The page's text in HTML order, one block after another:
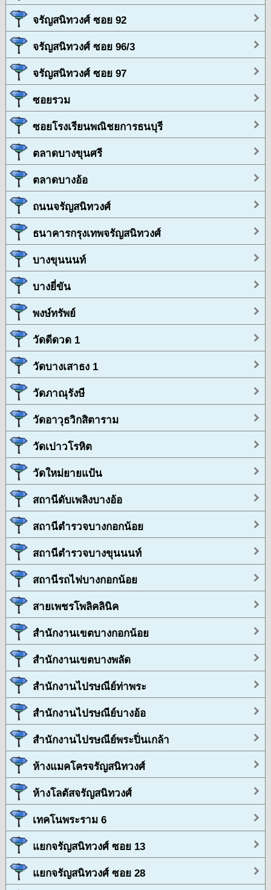
จรัญสนิทวงศ์ ซอย 92
จรัญสนิทวงศ์ ซอย 96/3
จรัญสนิทวงศ์ ซอย 97
ซอยรวม
ซอยโรงเรียนพณิชยการธนบุรี
ตลาดบางขุนศรี
ตลาดบางอ้อ
ถนนจรัญสนิทวงศ์
ธนาคารกรุงเทพจรัญสนิทวงศ์
บางขุนนนท์
บางยี่ขัน
พงษ์ทรัพย์
วัดดีดวด 1
วัดบางเสาธง 1
วัดภาณุรังษี
วัดอาวุธวิกสิตาราม
วัดเปาวโรหิต
วัดใหม่ยายแป้น
สถานีดับเพลิงบางอ้อ
สถานีตำรวจบางกอกน้อย
สถานีตำรวจบางขุนนนท์
สถานีรถไฟบางกอกน้อย
สายเพชรโพลิคลินิค
สำนักงานเขตบางกอกน้อย
สำนักงานเขตบางพลัด
สำนักงานไปรษณีย์ท่าพระ
สำนักงานไปรษณีย์บางอ้อ
สำนักงานไปรษณีย์พระปิ่นเกล้า
ห้างแมคโครจรัญสนิทวงศ์
ห้างโลตัสจรัญสนิทวงศ์
เทคโนพระราม 6
แยกจรัญสนิทวงศ์ ซอย 13
แยกจรัญสนิทวงศ์ ซอย 28